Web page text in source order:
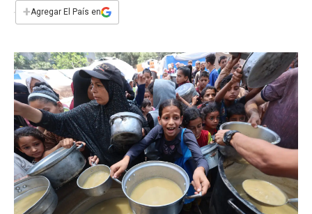
e
b
k
s
p
t
n
i
l
+Agregar El País en